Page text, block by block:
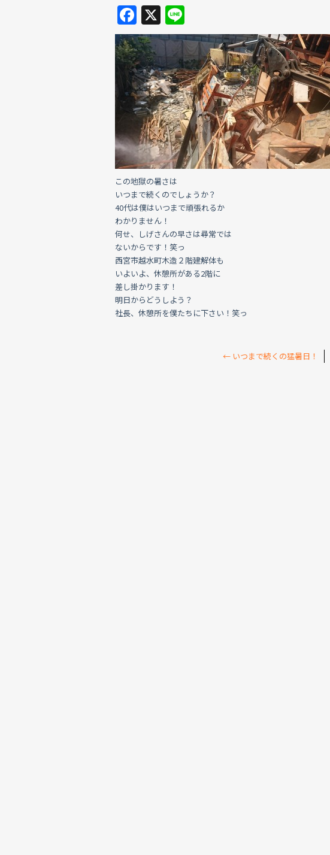
F
a
c
e
b
o
o
k
X
n
e
この地獄の暑さは
いつまで続くのでしょうか？
40代は僕はいつまで頑張れるか
わかりません！
何せ、しげさんの早さは尋常では
ないからです！笑っ
西宮市越水町木造２階建解体も
いよいよ、休憩所がある2階に
差し掛かります！
明日からどうしよう？
社長、休憩所を僕たちに下さい！笑っ
← いつまで続くの猛暑日！